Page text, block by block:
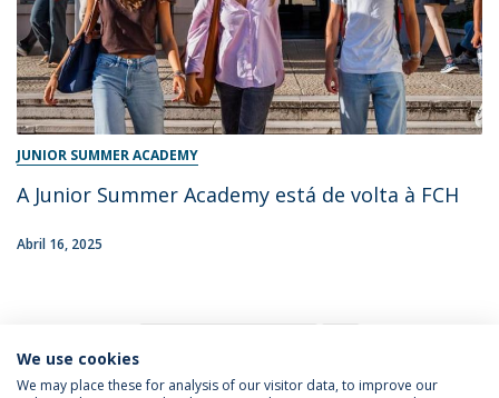
JUNIOR SUMMER ACADEMY
A Junior Summer Academy está de volta à FCH
Abril 16, 2025
We use cookies
We may place these for analysis of our visitor data, to improve our